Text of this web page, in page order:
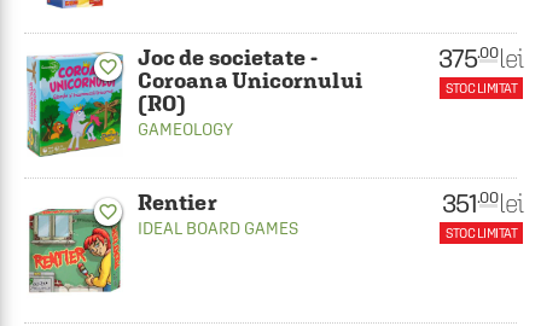
favorite_border
Joc de societate -
Coroana Unicornului
(RO)
GAMEOLOGY
375.00 lei
STOC LIMITAT
favorite_border Rentier
IDEAL BOARD GAMES
351.00 lei
STOC LIMITAT